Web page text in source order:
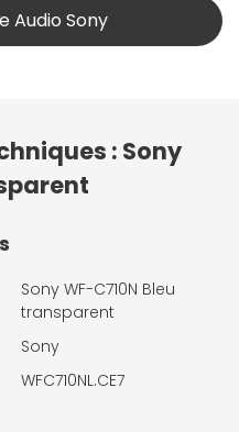
Audio Sony
: Sony
Sony WF-C710N Bleu
transparent
Sony
WFC710NL.CE7